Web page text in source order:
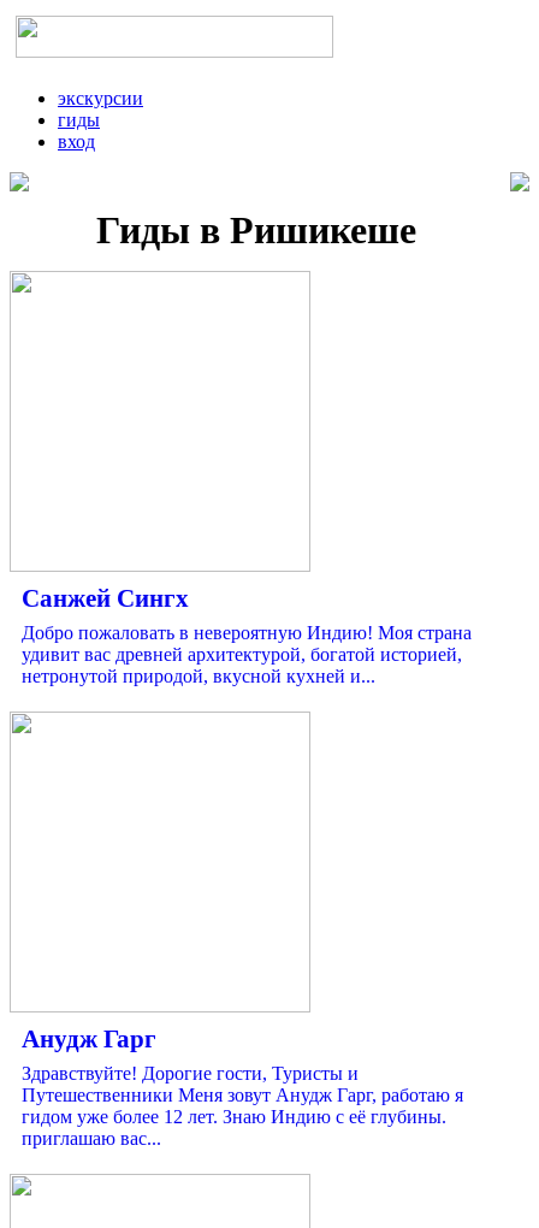
экскурсии
гиды
вход
Гиды в Ришикеше
Санжей Сингх
Добро пожаловать в невероятную Индию! Моя страна
удивит вас древней архитектурой, богатой историей,
нетронутой природой, вкусной кухней и...
Анудж Гарг
Здравствуйте! Дорогие гости, Туристы и
Путешественники Меня зовут Анудж Гарг, работаю я
гидом уже более 12 лет. Знаю Индию с её глубины.
приглашаю вас...